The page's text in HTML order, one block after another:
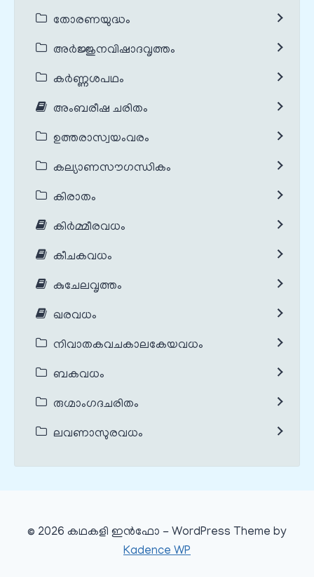
തോരണയുദ്ധം
അർജ്ജുനവിഷാദവൃത്തം
കർണ്ണശപഥം
അംബരീഷ ചരിതം
ഉത്തരാസ്വയംവരം
കല്യാണസൗഗന്ധികം
കിരാതം
കിർമ്മീരവധം
കീചകവധം
കുചേലവൃത്തം
ഖരവധം
നിവാതകവചകാലകേയവധം
ബകവധം
രുഗ്മാംഗദചരിതം
ലവണാസുരവധം
© 2026 കഥകളി ഇൻഫോ - WordPress Theme by
Kadence WP